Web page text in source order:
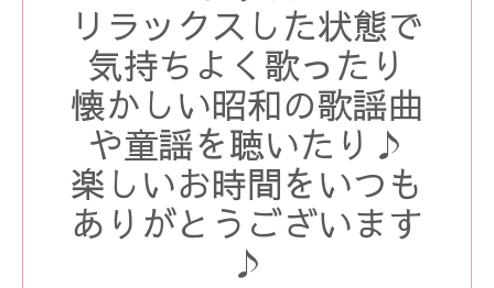
リラックスした状態で
気持ちよく歌ったり
懐かしい昭和の歌謡曲
や童謡を聴いたり♪
楽しいお時間をいつも
ありがとうございます
♪